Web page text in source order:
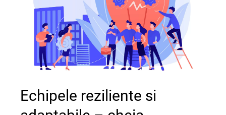
Echipele reziliente si